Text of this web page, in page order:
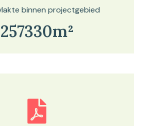
binnen projectgebied
257330m²